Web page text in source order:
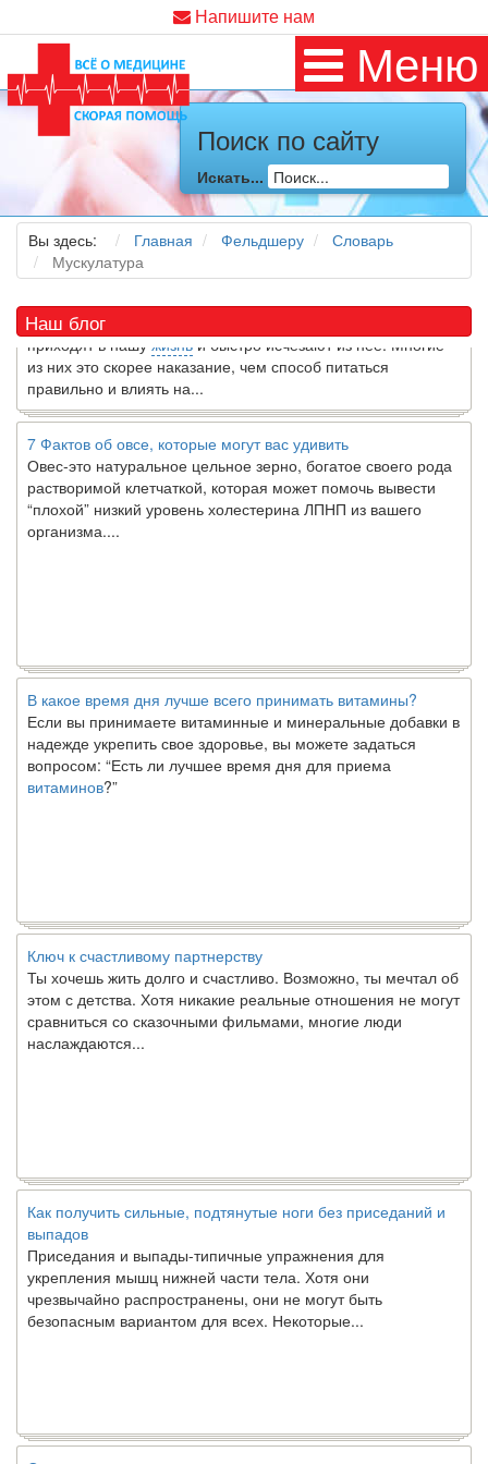
Напишите нам
Меню
Поиск по сайту
Искать...
Вы здесь: Главная Фельдшеру
Словарь
Мускулатура
Наш блог
Как я заболел во время локдауна?
Это странная ситуация: вы соблюдали все меры
предосторожности COVID-19 (вы почти все время дома),
но, тем не менее, вы каким-то образом простудились. Вы
можете задаться...
Какдиетолог
приходят в нашужизньи быстро исчезают из нее. Многие
из них это скорее наказание, чем способ питаться
правильно и влиять на...
7 Фактов об овсе, которые могут вас удивить
Овес-это натуральное цельное зерно, богатое своего рода
растворимой клетчаткой, которая может помочь вывести
“плохой” низкий уровень холестерина ЛПНП из вашего
В какое время дня лучше всего принимать витамины?
Если вы принимаете витаминные и минеральные добавки в
надежде укрепить свое здоровье, вы можете задаться
вопросом: “Есть ли лучшее время дня для приема
витаминов ?”
Ключ к счастливому партнерству
Ты хочешь жить долго и счастливо. Возможно, ты мечтал об
этом с детства. Хотя никакие реальные отношения не могут
сравниться со сказочными фильмами, многие люди
наслаждаются...
Как получить сильные, подтянутые ноги без приседаний и
выпадов
Приседания и выпады-типичные упражнения для
укрепления мышц нижней части тела. Хотя они
чрезвычайно распространены, они не могут быть
безопасным вариантом для всех. Некоторые...
Создана программа предсказывающая смерть человека с